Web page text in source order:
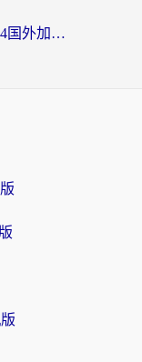
海外FF14玩家必看：最终幻想14国外加速器下载安装全攻略+卡顿解决秘籍